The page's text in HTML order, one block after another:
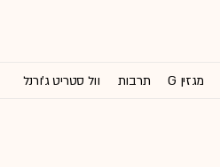
מגזין G תרבות וול סטריט ג'ורנל